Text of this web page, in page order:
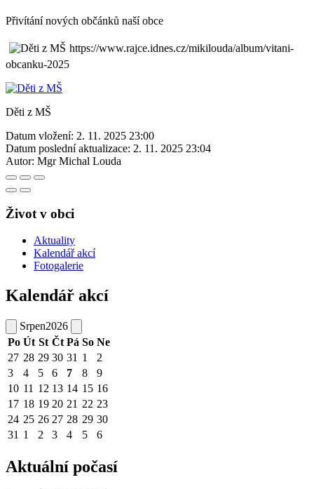
Přivítání nových občánků naší obce
https://www.rajce.idnes.cz/mikilouda/album/vitani-
obcanku-2025
Děti z MŠ
Datum vložení: 2. 11. 2025 23:00
Datum poslední aktualizace: 2. 11. 2025 23:04
Autor: Mgr Michal Louda
Život v obci
Aktuality
Kalendář akcí
Fotogalerie
Kalendář akcí
Srpen2026
Po Út St Čt Pá So Ne
27 28 29 30 31 1
2
3
4 5 6 7 8
9
10 11 12 13 14 15 16
17 18 19 20 21 22 23
24 25 26 27 28 29 30
31 1 2 3 4 5 6
Aktuální počasí